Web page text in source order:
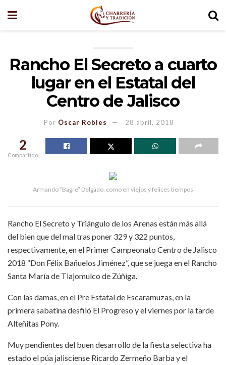
Rancho El Secreto a cuarto
lugar en el Estatal del
Centro de Jalisco
Por Óscar Robles 28 abril, 2018
2
Compartido
Armando “Bagre” Delgado, como en viejos y felices tiempos
Rancho El Secreto y Triángulo de los Arenas están más allá
del bien que del mal tras poner 329 y 322 puntos,
respectivamente, en el Primer Campeonato Centro de Jalisco
2018 “Don Félix Bañuelos Jiménez”, que se juega en el Rancho
Santa María de Tlajomulco de Zúñiga.
Con las damas, en el Pre Estatal de Escaramuzas, en la
primera sabatina desfiló El Progreso y el viernes por la tarde
Alteñitas Pony.
Muy pendientes del buen desarrollo de la fiesta selectiva ha
estado el púa jalisciense Ricardo Zermeño Barba y el